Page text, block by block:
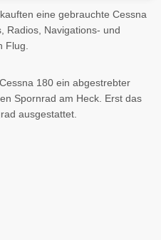
eine gebrauchte Cessna
Radios, Navigations- und
Flug.
180 ein abgestrebter
Spornrad am Heck. Erst das
ausgestattet.